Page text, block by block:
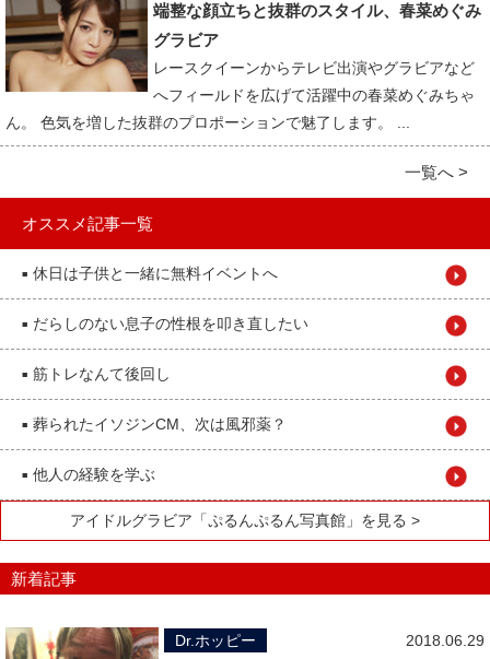
端整な顔立ちと抜群のスタイル、春菜めぐみ
グラビア
レースクイーンからテレビ出演やグラビアなど
へフィールドを広げて活躍中の春菜めぐみちゃ
ん。 色気を増した抜群のプロポーションで魅了します。 ...
一覧へ >
オススメ記事一覧
■ 休日は子供と一緒に無料イベントへ
■ だらしのない息子の性根を叩き直したい
■ 筋トレなんて後回し
■ 葬られたイソジンCM、次は風邪薬？
■ 他人の経験を学ぶ
アイドルグラビア「ぷるんぷるん写真館」を見る >
新着記事
2018.06.29
Dr.ホッピー